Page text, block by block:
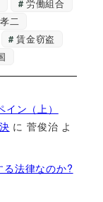
労働組合
二
賃金窃盗
ン（上）
に菅俊治 よ
法律なのか?